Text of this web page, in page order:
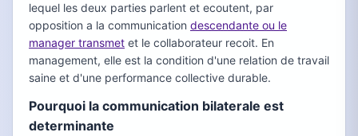
lequel les deux parties parlent et ecoutent, par
opposition a la communication descendante ou le
manager transmet et le collaborateur recoit. En
management, elle est la condition d'une relation de travail
saine et d'une performance collective durable.
Pourquoi la communication bilaterale est
determinante